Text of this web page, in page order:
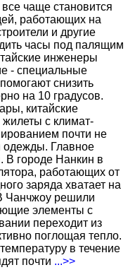
чаще становится
работающих на
и другие
часы под палящим
инженеры
- специальные
снизить
на 10 градусов.
китайские
с климат-
почти не
одежды. Главное
В городе Нанкин в
работающих от
заряда хватает на
Чанчжоу решили
элементы с
переходит из
поглощая тепло.
в течение
почти ...>>